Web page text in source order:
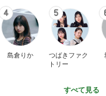
4
島倉りか
5
つばきファク
トリー
すべて見る